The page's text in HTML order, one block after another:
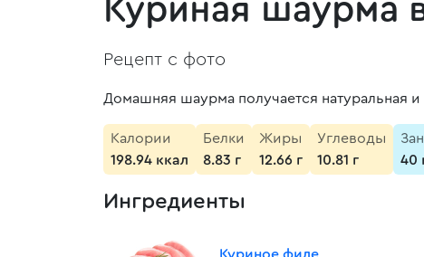
Куриная шаурма
Рецепт с фото
Домашняя шаурма получается натуральная и
Калории
198.94 ккал
Белки
8.83 г
Жиры
12.66 г
Углеводы
10.81 г
40
Ингредиенты